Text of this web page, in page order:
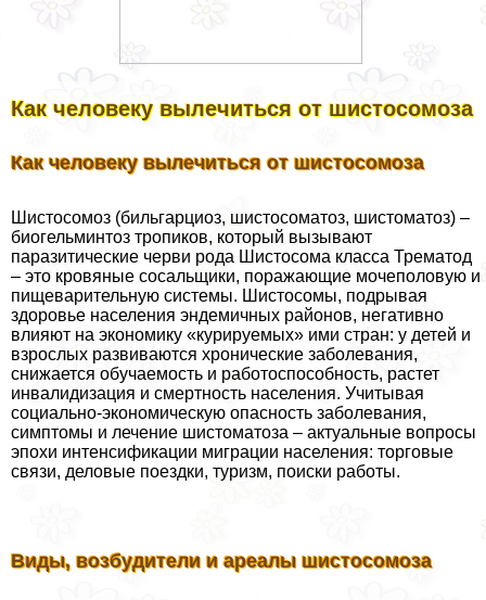
Как человеку вылечиться от шистосомоза
Как человеку вылечиться от шистосомоза
Шистосомоз (бильгарциоз, шистосоматоз, шистоматоз) –
биогельминтоз тропиков, который вызывают
паразитические черви рода Шистосома класса Трематод
– это кровяные сосальщики, поражающие мочепoлoвую и
пищеварительную системы. Шистосомы, подрывая
здоровье населения эндемичных районов, негативно
влияют на экономику «курируемых» ими стран: у детей и
взрослых развиваются хронические заболевания,
снижается обучаемость и работоспособность, растет
инвалидизация и cмepтность населения. Учитывая
социально-экономическую опасность заболевания,
симптомы и лечение шистоматоза – актуальные вопросы
эпохи интенсификации миграции населения: торговые
связи, деловые поездки, туризм, поиски работы.
Виды, возбудители и ареалы шистосомоза